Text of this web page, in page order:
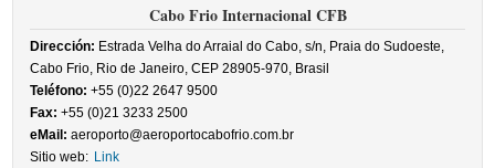
Cabo Frio Internacional CFB
Dirección: Estrada Velha do Arraial do Cabo, s/n, Praia do Sudoeste,
Cabo Frio, Rio de Janeiro, CEP 28905-970, Brasil
Teléfono: +55 (0)22 2647 9500
Fax: +55 (0)21 3233 2500
eMail: aeroporto@aeroportocabofrio.com.br
Sitio web: Link